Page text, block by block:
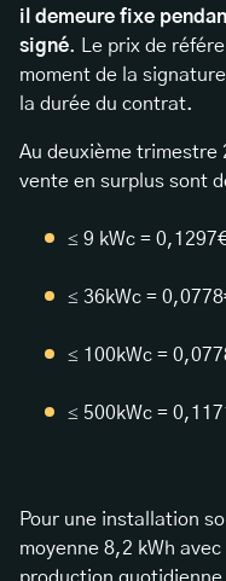
il demeure fixe
signé. Le prix de
moment de la
la durée du contrat.
Au deuxième trimestre
vente en surplus sont
≤ 9 kWc =
≤ 36kWc =
≤ 100kWc =
≤ 500kWc =
Pour une installation
moyenne 8,2 kWh